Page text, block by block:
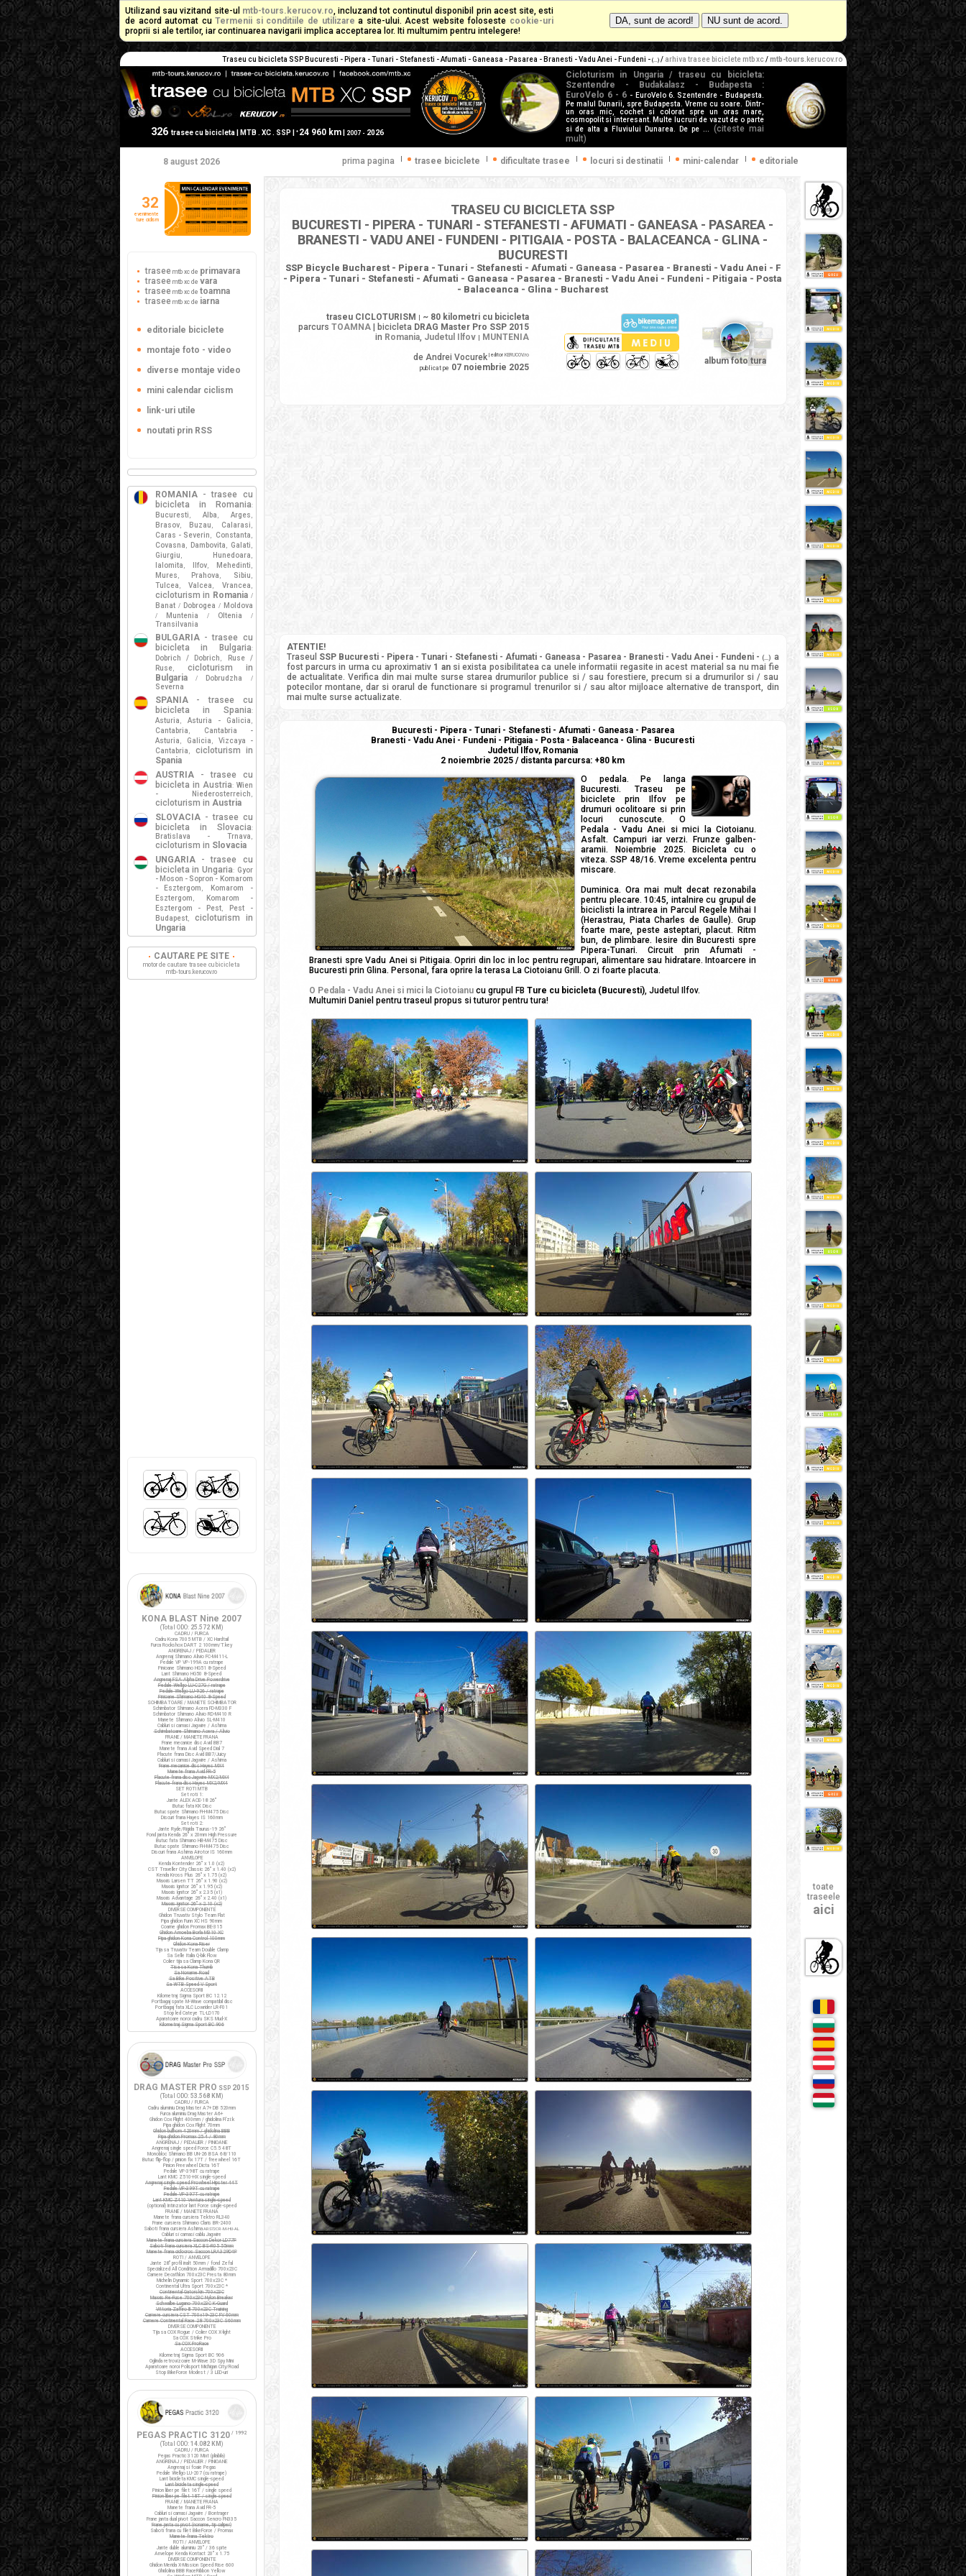
Utilizand sau vizitand site-ul mtb-tours.kerucov.ro, incluzand tot continutul disponibil prin acest site, esti
de acord automat cuTermenii si conditiile de utilizare a site-ului. Acest website foloseste cookie-uri
proprii si ale tertilor, iar continuarea navigarii implica acceptarea lor. Iti multumim pentru intelegere!
Traseu cu bicicleta SSP Bucuresti - Pipera - Tunari - Stefanesti - Afumati - Ganeasa - Pasarea - Branesti - Vadu Anei - Fundeni - (...)/ arhiva trasee biciclete mtb xc/mtb-tours.kerucov.ro
Cicloturism in Ungaria / traseu cu bicicleta:
Szentendre - Budakalasz - Budapesta :
EuroVelo 6 - 6 - EuroVelo 6. Szentendre - Budapesta.
Pe malul Dunarii, spre Budapesta. Vreme cu soare. Dintr-
un oras mic, cochet si colorat spre un oras mare,
cosmopolit si interesant. Multe lucruri de vazut de o parte
si de alta a Fluviului Dunarea. De pe ...
(citeste mai
mult)
326 trasee cu bicicleta | MTB . XC . SSP | + 24 960 km 2007 - 2026
8 august 2026 prima pagina trasee biciclete dificultate trasee locuri si destinatii mini-calendar editoriale
toate
traseele
aici
TRASEU CU BICICLETA SSP
BUCURESTI - PIPERA - TUNARI - STEFANESTI - AFUMATI - GANEASA - PASAREA -
BRANESTI - VADU ANEI - FUNDENI - PITIGAIA - POSTA - BALACEANCA - GLINA -
BUCURESTI
SSP Bicycle Bucharest - Pipera - Tunari - Stefanesti - Afumati - Ganeasa - Pasarea - Branesti - Vadu Anei - F
- Pipera - Tunari - Stefanesti - Afumati - Ganeasa - Pasarea - Branesti - Vadu Anei - Fundeni - Pitigaia - Posta
- Balaceanca - Glina - Bucharest
traseu CICLOTURISM ~ 80 kilometri cu bicicleta
parcurs TOAMNA| bicicleta DRAG Master Pro SSP 2015
in Romania, Judetul Ilfov
MUNTENIA
de Andrei Vocurek| editor KERUCOV.ro
publicat pe 07 noiembrie 2025
album foto tura
ATENTIE!
Traseul SSP Bucuresti - Pipera - Tunari - Stefanesti - Afumati - Ganeasa - Pasarea - Branesti - Vadu Anei - Fundeni - (...) a
fost parcurs in urma cu aproximativ 1 ansi exista posibilitatea ca unele informatii regasite in acest material sa nu mai fie
de actualitate. Verifica din mai multe surse starea drumurilor publice si / sau forestiere, precum si a drumurilor si / sau
potecilor montane, dar si orarul de functionare si programul trenurilor si / sau altor mijloace alternative de transport, din
mai multe surse actualizate.
Bucuresti - Pipera - Tunari - Stefanesti - Afumati - Ganeasa - Pasarea
Branesti - Vadu Anei - Fundeni - Pitigaia - Posta - Balaceanca - Glina - Bucuresti
Judetul Ilfov, Romania
2 noiembrie 2025 / distanta parcursa: +80 km
O pedala. Pe langa
Bucuresti. Traseu pe
biciclete prin Ilfov pe
drumuri ocolitoare si prin
locuri cunoscute. O
Pedala - Vadu Anei si mici la Ciotoianu.
Asfalt. Campuri iar verzi. Frunze galben-
aramii. Noiembrie 2025. Bicicleta cu o
viteza. SSP 48/16. Vreme excelenta pentru
miscare.
Duminica. Ora mai mult decat rezonabila
pentru plecare. 10:45, intalnire cu grupul de
biciclisti la intrarea in Parcul Regele Mihai I
(Herastrau, Piata Charles de Gaulle). Grup
foarte mare, peste asteptari, placut. Ritm
bun, de plimbare. Iesire din Bucuresti spre
Pipera-Tunari. Circuit prin Afumati -
Branesti spre Vadu Anei si Pitigaia. Opriri din loc in loc pentru regrupari, alimentare sau hidratare. Intoarcere in
Bucuresti prin Glina. Personal, fara oprire la terasa La Ciotoianu Grill. O zi foarte placuta.
O Pedala - Vadu Anei si mici la Ciotoianu cu grupul FB Ture cu bicicleta (Bucuresti), Judetul Ilfov.
Multumiri Daniel pentru traseul propus si tuturor pentru tura!
32
evenimente
ture ciclism
trasee mtb xc de primavara
trasee mtb xc de vara
trasee mtb xc de toamna
trasee mtb xc de iarna
editoriale biciclete
montaje foto - video
diverse montaje video
mini calendar ciclism
link-uri utile
noutati prin RSS
ROMANIA- trasee cu
bicicleta in Romania:
Bucuresti , Alba , Arges ,
Brasov, Buzau , Calarasi ,
Caras - Severin , Constanta ,
Covasna , Dambovita , Galati ,
Giurgiu , Hunedoara ,
Ialomita , Ilfov, Mehedinti ,
Mures , Prahova , Sibiu ,
Tulcea , Valcea , Vrancea ,
cicloturism in Romania /
Banat / Dobrogea / Moldova
/ Muntenia / Oltenia /
Transilvania
BULGARIA- trasee cu
bicicleta in Bulgaria:
Dobrich / Dobrich ,
Ruse /
Ruse,
cicloturism in
Bulgaria
/ Dobrudzha /
Severna
SPANIA- trasee cu
bicicleta in Spania:
Asturia , Asturia - Galicia ,
Cantabria ,
Cantabria -
Asturia , Galicia ,
Vizcaya -
Cantabria ,
cicloturism in
Spania
AUSTRIA- trasee cu
bicicleta in Austria: Wien
- Niederosterreich ,
cicloturism in Austria
SLOVACIA- trasee cu
bicicleta in Slovacia:
Bratislava - Trnava ,
cicloturism in Slovacia
UNGARIA- trasee cu
bicicleta in Ungaria: Gyor
- Moson - Sopron - Komarom
- Esztergom ,
Komarom -
Esztergom ,
Komarom -
Esztergom - Pest,
Pest -
Budapest,
cicloturism in
Ungaria
CAUTARE PE SITE
motor de cautare trasee cu bicicleta
mtb-tours.kerucov.ro
KONA BLAST Nine 2007
(Total ODO: 25.572 KM )
CADRU / FURCA
Cadru Kona 7005 MTB / XC Hardtail
Furca Rockshox DART 2 100mm/T.key
ANGRENAJ / PEDALIER
Angrenaj Shimano Alivio FC-M411-L
Pedale VP VP-199A cu ratrape
Pinioane Shimano HG51 8-Speed
Lant Shimano HG50 8-Speed
Angrenaj FSA Alpha Drive Powerdrive
Pedale Wellgo LU-C27G / ratrape
Pedale Wellgo LU-926 / ratrape
Pinioane Shimano HG40 8-Speed
SCHIMBATOARE / MANETE SCHIMBATOR
Schimbator Shimano Acera FD-M330 F
Schimbator Shimano Alivio RD-M410 R
Manete Shimano Alivio SL-M410
Cabluri si camasi Jagwire / Ashima
Schimbatoare Shimano Acera / Alivio
FRANE / MANETE FRANA
Frane mecanice disc Avid BB7
Manete frana Avid Speed Dial 7
Placute frana Disc Avid BB7/Juicy
Cabluri si camasi Jagwire / Ashima
Frane mecanice disc Hayes MX4
Manete frana Avid FR-5
Placute frana disc Jagwire MX2/MX4
Placute frana disc Hayes MX2/MX4
SET ROTI MTB
Set roti 1:
Jante ALEX ACE-18 26"
Butuc fata KK Disc
Butuc spate Shimano FH-M475 Disc
Discuri frana Hayes IS 160mm
Set roti 2:
Jante Ryde/Rigida Taurus-19 26"
Fond janta Kenda 26" x 20mm High Pressure
Butuc fata Shimano HB-M475 Disc
Butuc spate Shimano FH-M475 Disc
Discuri frana Ashima Airotor IS 160mm
ANVELOPE
Kenda Kontender 26" x 1.0 (x2)
CST Traveller City Classic 26" x 1.40 (x2)
Kenda Kross Plus 26" x 1.75 (x2)
Maxxis Larsen TT 26" x 1.90 (x2)
Maxxis Ignitor 26" x 1.95 (x2)
Maxxis Ignitor 26" x 2.35 (x1)
Maxxis Advantage 26" x 2.40 (x1)
Maxxis Ignitor 26" x 2.10 (x2)
DIVERSE COMPONENTE
Ghidon Truvativ Stylo Team Flat
Pipa ghidon Funn XC HS 90mm
Coarne ghidon Promax BE-315
Ghidon Amoeba Borla M310 XC
Pipa ghidon Kona Control 100mm
Ghidon Kona Riser
Tija sa Truvativ Team Double Clamp
Sa Selle Italia Q-bik Flow
Colier tija sa Clamp Kona QR
Tisa sa Kona Thumb
Sa Noname Road
Sa Bike Positive ATB
Sa WTB Speed V Sport
ACCESORII
Kilometraj Sigma Sport BC 12.12
Portbagaj spate M-Wave compatibil disc
Portbagaj fata XLC Lowrider LR-F01
Stop led Cateye TL-LD170
Aparatoare noroi cadru SKS Mud-X
Kilometraj Sigma Sport BC 906
DRAG MASTER PRO SSP 2015
(Total ODO: 53.568 KM )
CADRU / FURCA
Cadru aluminiu Drag Master A7+ DB 520mm
Furca aluminiu Drag Master A6+
Ghidon Cox Flight 400mm / ghidolina Fi'zi:k
Pipa ghidon Cox Flight 70mm
Ghidon bullhorn 420mm / ghidolina BBB
Pipa ghidon Promax 25.4 / 80mm
ANGRENAJ / PEDALIER / PINIOANE
Angrenaj single speed Force C5.5 48T
Monobloc Shimano BB UN-26 BSA 68/110
Butuc flip-flop / pinion fix 17T / freewheel 16T
Pinion Freewheel Dicta 16T
Pedale VP-398T cu ratrape
Lant KMC Z510-HX single-speed
Angrenaj single speed Prowheel Hipster 44T
Pedale VP-399T cu ratrape
Pedale VP-397T cu ratrape
Lant KMC Z410 Ventura single-speed
(optional) Intinzator lant Force single-speed
FRANE / MANETE FRANA
Manete frana cursiera Tektro RL340
Frane cursiera Shimano Claris BR-2400
Saboti frana cursiera AshimaARS72CR-M-HU-AL
Cabluri si camasi cablu Jagwire
Manete frana cursiera Saccon Dekor LD77P
Saboti frana cursiera XLC BS-R05 55mm
Manete frana ciclocros Saccon LRA329D4P
ROTI / ANVELOPE
Jante 28" profil inalt 50mm / fond Zefal
Specialized All Condition Armadillo 700x23C
Camere Decathlon 700x23C Presta 80mm
Michelin Dynamic Sport 700x23C *
Continental Ultra Sport 700x23C *
Continental Gatorskin 700x23C
Maxxis Re-Fuse 700x23C Nylon Breaker
Schwalbe Lugano 700x23C K-Guard
Vittoria Zaffiro III 700x23C Training
Camere cursiera CST 700x19-23C FV 60mm
Camere Continental Race 28 700x23C S60mm
DIVERSE COMPONENTE
Tija sa COX Rogue / Colier COX X-light
Sa COX Strike Pro
Sa COX ProRace
ACCESORII
Kilometraj Sigma Sport BC 906
Oglinda retrovizoare M-Wave 3D Spy Mini
Aparatoare noroi Polisport Michigan City/Road
Stop BikeForce Modest / 3 LED-uri
PEGAS PRACTIC 3120 / 1992
(Total ODO: 14.082 KM )
CADRU / FURCA
Pegas Practic 3120 Mixt (pliabila)
ANGRENAJ / PEDALIER / PINIOANE
Angrenaj si foaie Pegas
Pedale Wellgo LU-207 (cu ratrape)
Lant bicicleta KMC single-speed
Lant bicicleta single-speed
Pinion liber pe filet 16T / single speed
Pinion liber pe filet 18T / single speed
FRANE / MANETE FRANA
Manete frana Avid FR-5
Cabluri si camasi Jagwire / Bontrager
Frane janta dual pivot Saccon Sencro FN335
Frane janta cu pivot (noname, tip caliper)
Saboti frana cu filet BikeForce / Promax
Manete frana Tektro
ROTI / ANVELOPE
Jante duble aluminiu 20" / 36 spite
Anvelope Kenda Kontact 20" x 1.75
DIVERSE COMPONENTE
Ghidon Merida X-Mission Speed Rise 600
Ghidolina BBB RaceRibbon Yellow